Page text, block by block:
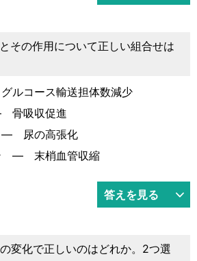
その作用について正しい組合せは
コース輸送担体数減少
骨吸収促進
― 尿の高張化
― 末梢血管収縮
答えを見る
変化で正しいのはどれか。2つ選